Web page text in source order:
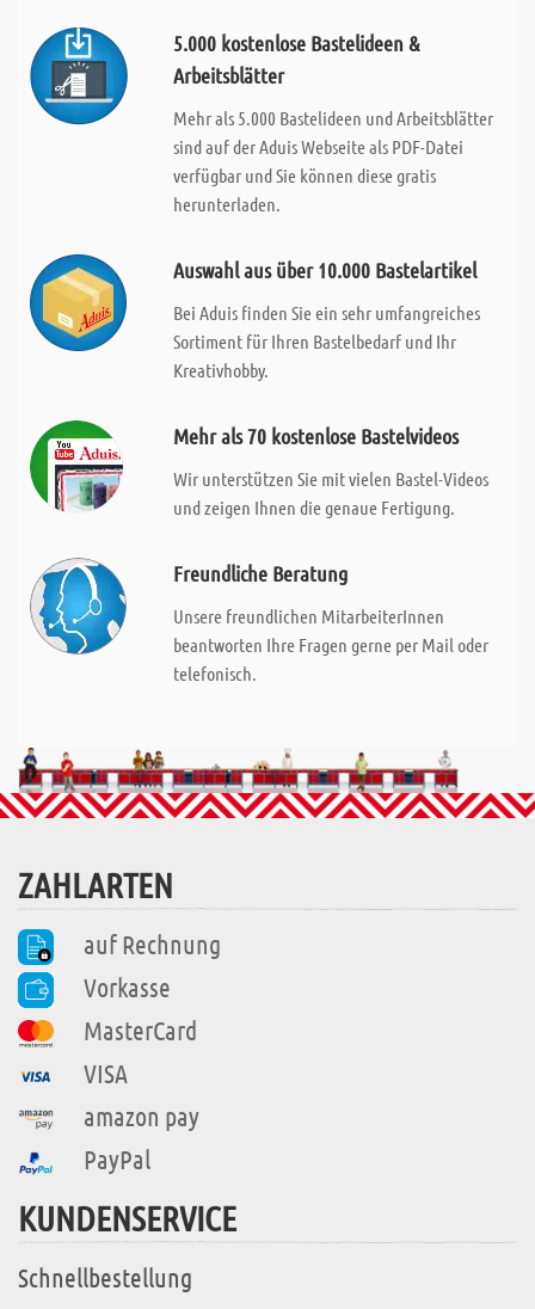
5.000 kostenlose Bastelideen &
Arbeitsblätter
Mehr als 5.000 Bastelideen und Arbeitsblätter
sind auf der Aduis Webseite als PDF-Datei
verfügbar und Sie können diese gratis
herunterladen.
Auswahl aus über 10.000 Bastelartikel
Bei Aduis finden Sie ein sehr umfangreiches
Sortiment für Ihren Bastelbedarf und Ihr
Kreativhobby.
Mehr als 70 kostenlose Bastelvideos
Wir unterstützen Sie mit vielen Bastel-Videos
und zeigen Ihnen die genaue Fertigung.
Freundliche Beratung
Unsere freundlichen MitarbeiterInnen
beantworten Ihre Fragen gerne per Mail oder
telefonisch.
ZAHLARTEN
auf Rechnung
Vorkasse
MasterCard
VISA
amazon pay
PayPal
KUNDENSERVICE
Schnellbestellung